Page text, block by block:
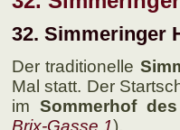
32. Simmeringer
Der traditionelle
Mal statt. Der
imSommer­­hof
Brix-Gasse 1).